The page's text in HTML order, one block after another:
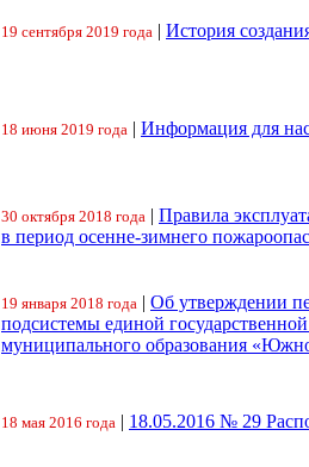
19 сентября 2019 года | История
18 июня 2019 года | Информация для
30 октября 2018 года | Правила
в период осенне-зимнего
19 января 2018 года | Об утверждении
подсистемы единой
муниципального образования
18 мая 2016 года | 18.05.2016 № 29